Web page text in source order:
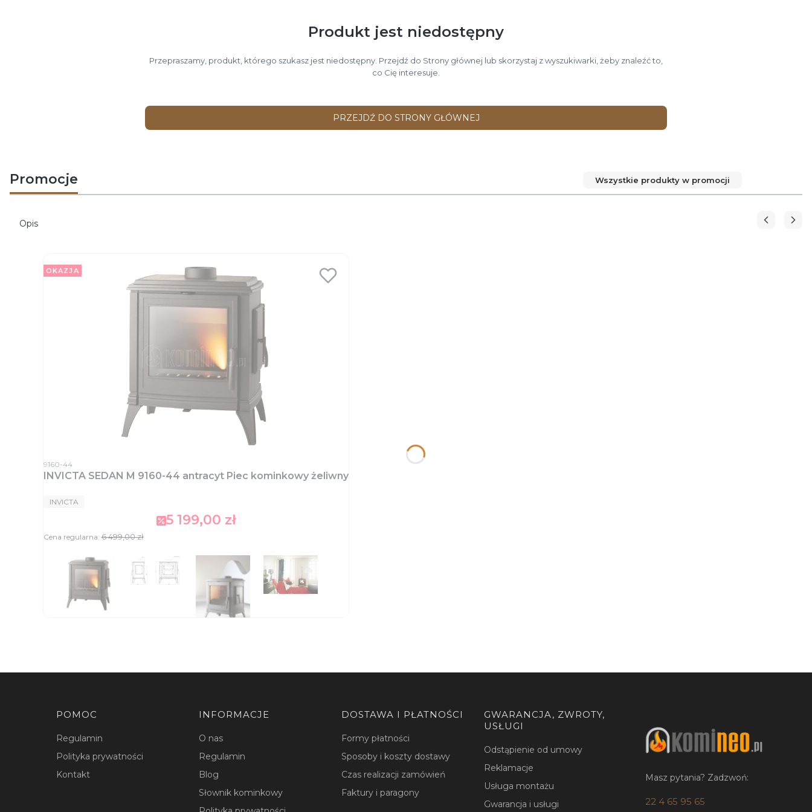
Produkt jest niedostępny
Przepraszamy, produkt, którego szukasz jest niedostępny. Przejdź do Strony głównej lub skorzystaj z wyszukiwarki, żeby znaleźć to,
co Cię interesuje.
PRZEJDŹ DO STRONY GŁÓWNEJ
Promocje Wszystkie produkty w promocji
Opis
OKAZJA
Kod produktu
9160-44
INVICTA SEDAN M 9160-44 antracyt Piec kominkowy żeliwny
PRODUCENT
INVICTA
Cena promocyjna
5 199,00 zł
Cena regularna: 6 499,00 zł
Ceny podane bez kosztów dostawy.
ZOBACZ PRODUKT
Dostępny
Linki w stopce
POMOC
Regulamin
Polityka prywatności
Kontakt
INFORMACJE
O nas
Regulamin
Blog
Słownik kominkowy
DOSTAWA I PŁATNOŚCI
Formy płatności
Sposoby i koszty dostawy
Czas realizacji zamówień
Faktury i paragony
GWARANCJA, ZWROTY,
USŁUGI
Odstąpienie od umowy
Reklamacje
Usługa montażu
Gwarancja i usługi
Masz pytania? Zadzwoń:
22 4 65 95 65